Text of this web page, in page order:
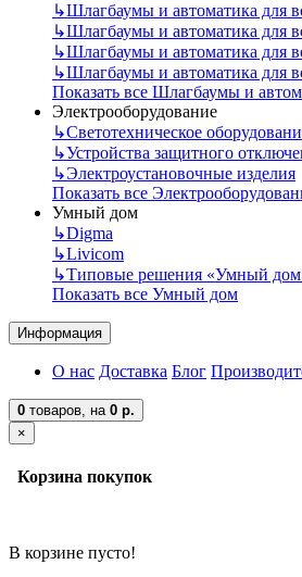
↳Шлагбаумы и автоматика для
↳Шлагбаумы и автоматика для
↳Шлагбаумы и автоматика для
↳Шлагбаумы и автоматика для
Показать все Шлагбаумы и
Электрооборудование
↳Светотехническое
↳Устройства защитного
↳Электроустановочные изделия
Показать все
Умный дом
↳Digma
↳Livicom
↳Типовые решения «Умный
Показать все Умный дом
Информация
О нас Доставка Блог
0 товаров, на 0 р.
×
Корзина покупок
В корзине пусто!